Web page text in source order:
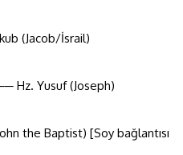
İsrail)
(Joseph)
Baptist) [Soy bağlantısı